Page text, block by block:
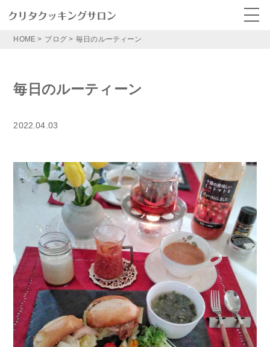
HOME > ブログ> 毎日のルーティーン
毎日のルーティーン
2022.04.03